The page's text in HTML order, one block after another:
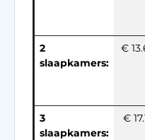
2
slaapkamers:
€
3
slaapkamers:
€